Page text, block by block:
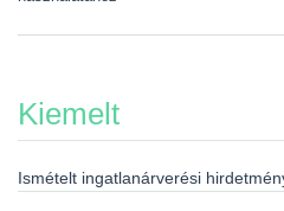
Kiemelt
Ismételt ingatlanárverési